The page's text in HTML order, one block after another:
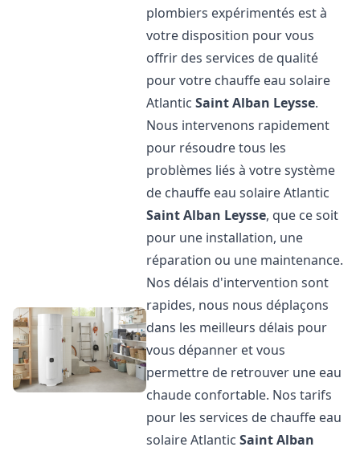
plombiers expérimentés est à
votre disposition pour vous
offrir des services de qualité
pour votre chauffe eau solaire
AtlanticSaint Alban Leysse.
Nous intervenons rapidement
pour résoudre tous les
problèmes liés à votre système
de chauffe eau solaire Atlantic
Saint Alban Leysse, que ce soit
pour une installation, une
réparation ou une maintenance.
Nos délais d'intervention sont
rapides, nous nous déplaçons
dans les meilleurs délais pour
vous dépanner et vous
permettre de retrouver une eau
chaude confortable. Nos tarifs
pour les services de chauffe eau
solaire AtlanticSaint Alban